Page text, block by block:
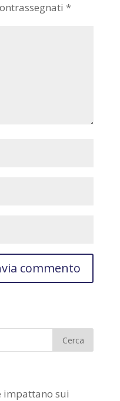
*
impattano sui